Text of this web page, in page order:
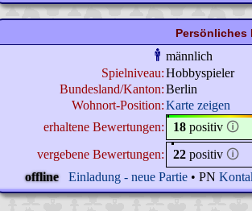
Persönliches
männlich
Spielniveau:Hobbyspieler
Bundesland/Kanton:Berlin
Wohnort-Position:Karte zeigen
erhaltene Bewertungen:
18 positiv 🛈
vergebene Bewertungen:
22 positiv 🛈
offline
Einladung - neue Partie • PN